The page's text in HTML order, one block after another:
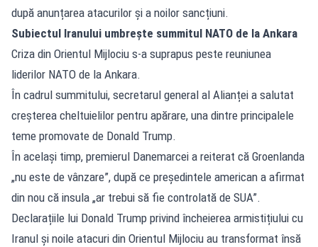
după anunțarea atacurilor și a noilor sancțiuni.
Subiectul Iranului umbrește summitul NATO de la Ankara
Criza din Orientul Mijlociu s-a suprapus peste reuniunea
liderilor NATO de la Ankara.
În cadrul summitului, secretarul general al Alianței a salutat
creșterea cheltuielilor pentru apărare, una dintre principalele
teme promovate de Donald Trump.
În același timp, premierul Danemarcei a reiterat că Groenlanda
„nu este de vânzare”, după ce președintele american a afirmat
din nou că insula „ar trebui să fie controlată de SUA”.
Declarațiile lui Donald Trump privind încheierea armistițiului cu
Iranul și noile atacuri din Orientul Mijlociu au transformat însă